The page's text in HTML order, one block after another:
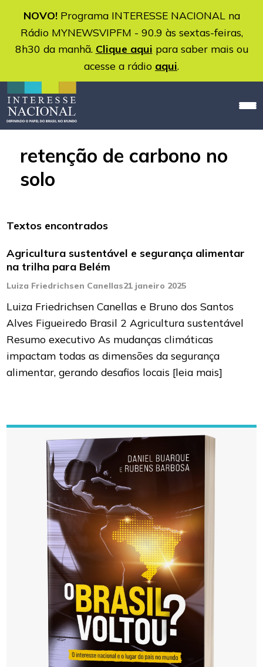
NOVO!Programa INTERESSE NACIONAL na
Rádio MYNEWSVIPFM - 90.9 às sextas-feiras,
8h30 da manhã. Clique aqui para saber mais ou
acesse a rádio aqui.
retenção de carbono no
solo
Textos encontrados
Agricultura sustentável e segurança alimentar
na trilha para Belém
Luiza Friedrichsen Canellas21 janeiro 2025
Luiza Friedrichsen Canellas e Bruno dos Santos
Alves Figueiredo Brasil 2 Agricultura sustentável
Resumo executivo As mudanças climáticas
impactam todas as dimensões da segurança
alimentar, gerando desafios locais [leia mais]